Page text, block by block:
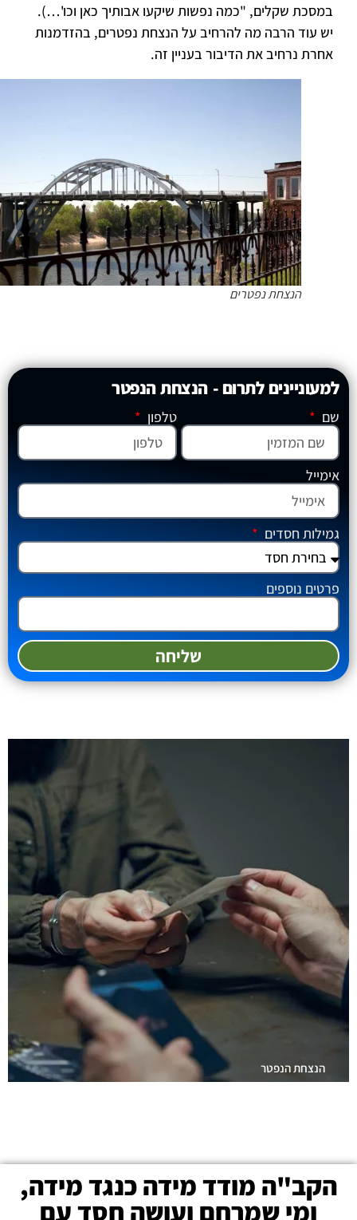
במסכת שקלים, "כמה נפשות שיקעו אבותיך כאן וכו'…).
יש עוד הרבה מה להרחיב על הנצחת נפטרים, בהזדמנות
אחרת נרחיב את הדיבור בעניין זה.
הנצחת נפטרים
למעוניינים לתרום - הנצחת הנפטר
שם טלפון
אימייל
גמילות חסדים
פרטים נוספים
שליחה
הנצחת הנפטר
הקב"ה מודד מידה כנגד מידה,
ומי שמרחם ועושה חסד עם